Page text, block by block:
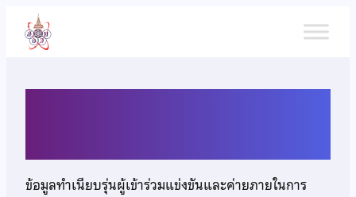
เนื้อหา
ข้อมูลทำเนียบรุ่นผู้เข้าร่วมแข่งขันและค่ายภายในการ